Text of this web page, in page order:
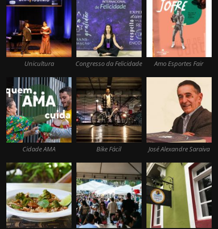
Unicultura Congresso da Felicidade Amo Esportes Fair
Cidade AMA Bike Fácil José Alexandre Saraiva